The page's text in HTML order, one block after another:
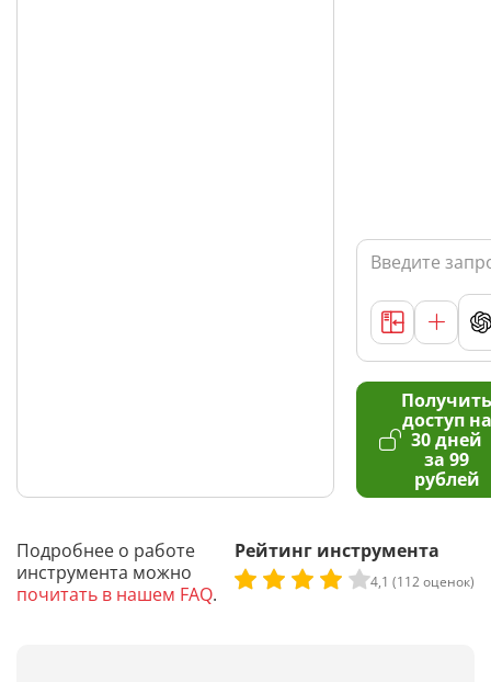
Получить
доступ на
30 дней
за 99
рублей
Подробнее о работе
инструмента можно
почитать в нашем FAQ.
Рейтинг инструмента
4,1 (112 оценок)